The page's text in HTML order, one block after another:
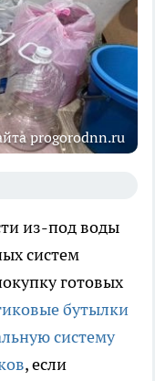
progorodnn.ru
из-под воды
систем
готовых
бутылки
систему
, если